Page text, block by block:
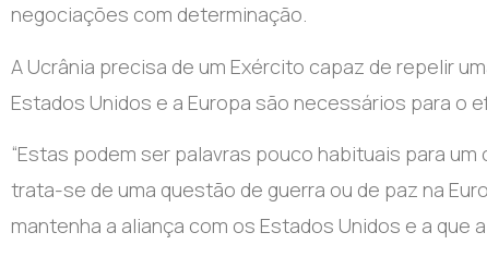
negociações com determinação.
A Ucrânia precisa de um Exército capaz de repelir
Estados Unidos e a Europa são necessários para o
“Estas podem ser palavras pouco habituais para
trata-se de uma questão de guerra ou de paz na
mantenha a aliança com os Estados Unidos e a que